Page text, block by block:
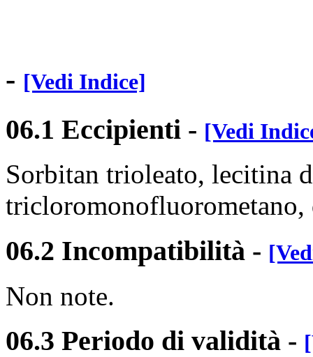
- [Vedi Indice]
06.1 Eccipienti - [Vedi
Sorbitan trioleato, lecitina
06.2 Incompatibilità -
Non note.
06.3 Periodo di validità -